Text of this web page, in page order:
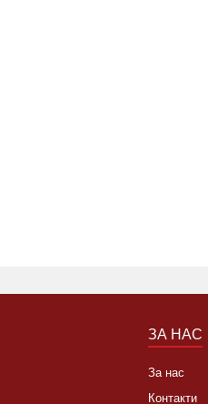
ЗА НАС
За нас
Контакти